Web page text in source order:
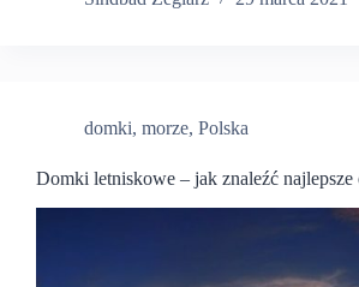
domki, morze, Polska
Domki letniskowe – jak znaleźć najlepsze